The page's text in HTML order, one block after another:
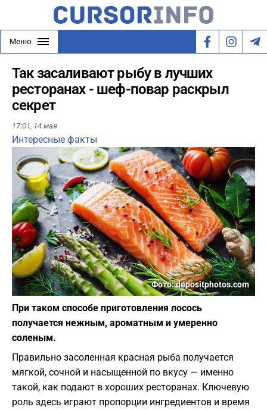
Меню
Так засаливают рыбу в лучших
ресторанах - шеф-повар раскрыл
секрет
17:01, 14 мая
Интересные факты
Фото: depositphotos.com
При таком способе приготовления лосось
получается нежным, ароматным и умеренно
соленым.
Правильно засоленная красная рыба получается
мягкой, сочной и насыщенной по вкусу — именно
такой, как подают в хороших ресторанах. Ключевую
роль здесь играют пропорции ингредиентов и время